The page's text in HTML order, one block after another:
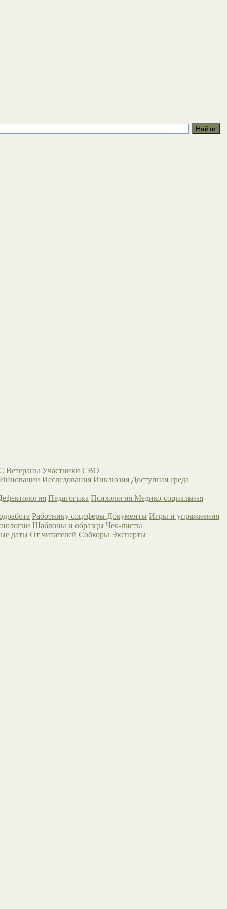
Ветераны Участники СВО
Инновации Исследования Инклюзия Доступная среда
Педагогика Психология Медико-социальная
Работнику соцсферы Документы Игры и упражнения
Шаблоны и образцы Чек-листы
даты От читателейСобкоры Эксперты